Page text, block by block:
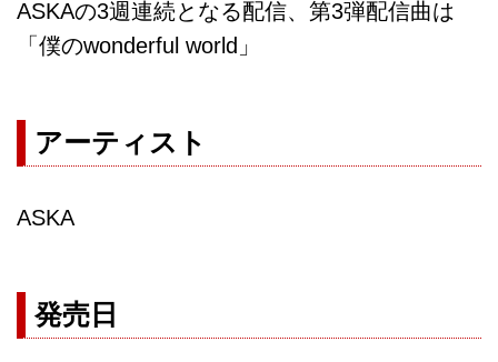
ASKAの3週連続となる配信、第3弾配信曲は
「僕のwonderful world」
アーティスト
ASKA
発売日